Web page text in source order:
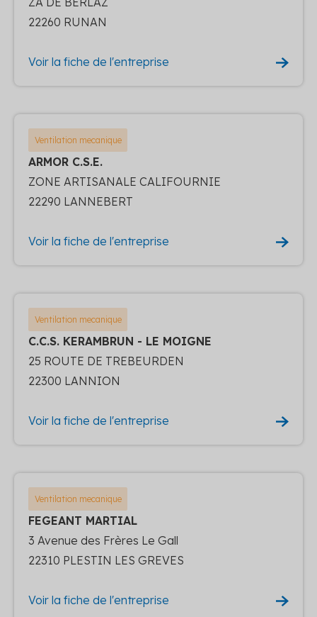
22260 RUNAN
Voir la fiche de l'entreprise
Ventilation mecanique
ARMOR C.S.E.
ZONE ARTISANALE CALIFOURNIE
22290 LANNEBERT
Voir la fiche de l'entreprise
Ventilation mecanique
C.C.S. KERAMBRUN - LE MOIGNE
25 ROUTE DE TREBEURDEN
22300 LANNION
Voir la fiche de l'entreprise
Ventilation mecanique
FEGEANT MARTIAL
3 Avenue des Frères Le Gall
22310 PLESTIN LES GREVES
Voir la fiche de l'entreprise